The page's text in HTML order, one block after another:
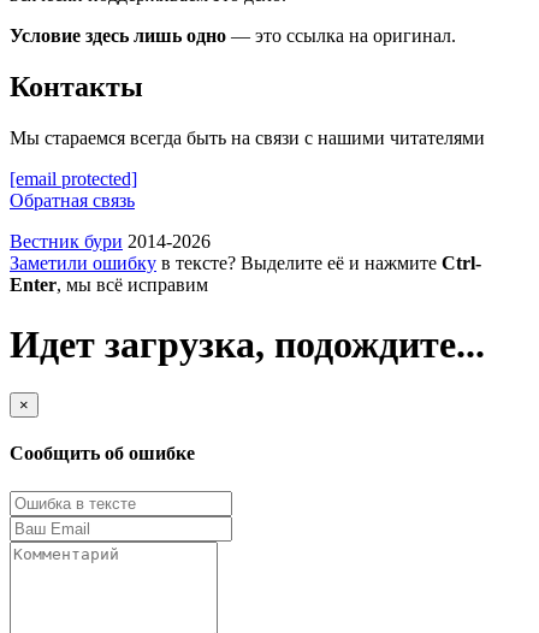
Условие здесь лишь одно — это ссылка на оригинал.
Контакты
Мы стараемся всегда быть на связи с нашими читателями
[email protected]
Обратная связь
Вестник бури 2014-2026
Заметили ошибку в тексте? Выделите её и нажмите Ctrl-
Enter, мы всё исправим
Идет загрузка, подождите...
×
Сообщить об ошибке